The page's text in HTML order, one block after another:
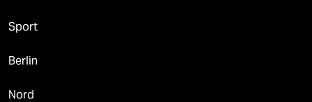
Sport
Berlin
Nord